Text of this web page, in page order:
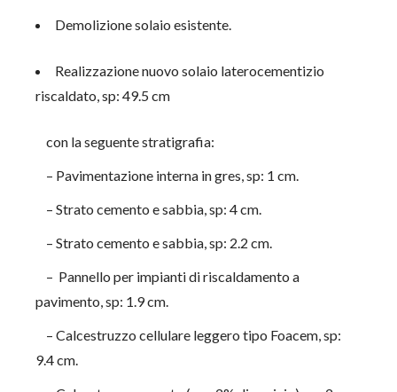
Demolizione solaio esistente.
Realizzazione nuovo solaio laterocementizio
riscaldato, sp: 49.5 cm
con la seguente stratigrafia:
– Pavimentazione interna in gres, sp: 1 cm.
– Strato cemento e sabbia, sp: 4 cm.
– Strato cemento e sabbia, sp: 2.2 cm.
– Pannello per impianti di riscaldamento a
pavimento, sp: 1.9 cm.
– Calcestruzzo cellulare leggero tipo Foacem, sp:
9.4 cm.